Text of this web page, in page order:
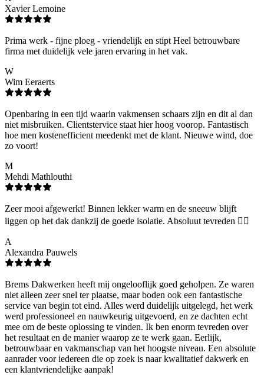
Xavier Lemoine
Prima werk - fijne ploeg - vriendelijk en stipt Heel betrouwbare
firma met duidelijk vele jaren ervaring in het vak.
W
Wim Eeraerts
Openbaring in een tijd waarin vakmensen schaars zijn en dit al dan
niet misbruiken. Clientstervice staat hier hoog voorop. Fantastisch
hoe men kostenefficient meedenkt met de klant. Nieuwe wind, doe
zo voort!
M
Mehdi Mathlouthi
Zeer mooi afgewerkt! Binnen lekker warm en de sneeuw blijft
liggen op het dak dankzij de goede isolatie. Absoluut tevreden 👌🏻
A
Alexandra Pauwels
Brems Dakwerken heeft mij ongelooflijk goed geholpen. Ze waren
niet alleen zeer snel ter plaatse, maar boden ook een fantastische
service van begin tot eind. Alles werd duidelijk uitgelegd, het werk
werd professioneel en nauwkeurig uitgevoerd, en ze dachten echt
mee om de beste oplossing te vinden. Ik ben enorm tevreden over
het resultaat en de manier waarop ze te werk gaan. Eerlijk,
betrouwbaar en vakmanschap van het hoogste niveau. Een absolute
aanrader voor iedereen die op zoek is naar kwalitatief dakwerk en
een klantvriendelijke aanpak!